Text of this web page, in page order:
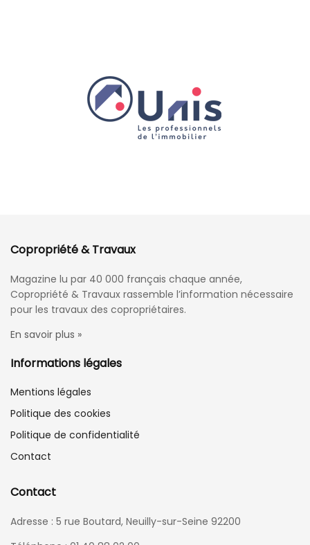
Copropriété & Travaux
Magazine lu par 40 000 français chaque année,
Copropriété & Travaux rassemble l’information nécessaire
pour les travaux des copropriétaires.
En savoir plus »
Informations légales
Mentions légales
Politique des cookies
Politique de confidentialité
Contact
Contact
Adresse : 5 rue Boutard, Neuilly-sur-Seine 92200